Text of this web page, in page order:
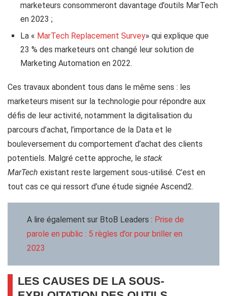
marketeurs consommeront davantage d’outils MarTech
en 2023 ;
La « MarTech Replacement Survey» qui explique que
23 % des marketeurs ont changé leur solution de
Marketing Automation en 2022.
Ces travaux abondent tous dans le même sens : les
marketeurs misent sur la technologie pour répondre aux
défis de leur activité, notamment la digitalisation du
parcours d’achat, l’importance de la Data et le
bouleversement du comportement d’achat des clients
potentiels. Malgré cette approche, le stack
MarTech existant reste largement sous-utilisé. C’est en
tout cas ce qui ressort d’une étude signée Ascend2.
A lire également sur BtoB Leaders : Prise de
parole en public : 5 règles d’or pour briller en
2023
LES CAUSES DE LA SOUS-